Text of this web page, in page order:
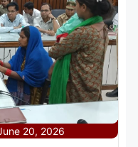
20, 2026